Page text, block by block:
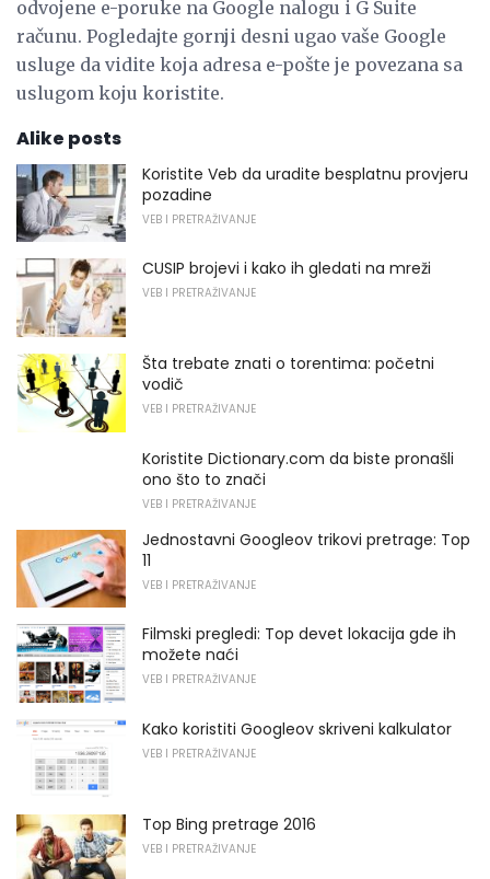
odvojene e-poruke na Google nalogu i G Suite
računu. Pogledajte gornji desni ugao vaše Google
usluge da vidite koja adresa e-pošte je povezana sa
uslugom koju koristite.
Alike posts
Koristite Veb da uradite besplatnu provjeru
pozadine
VEB I PRETRAŽIVANJE
CUSIP brojevi i kako ih gledati na mreži
VEB I PRETRAŽIVANJE
Šta trebate znati o torentima: početni
vodič
VEB I PRETRAŽIVANJE
Koristite Dictionary.com da biste pronašli
ono što to znači
VEB I PRETRAŽIVANJE
Jednostavni Googleov trikovi pretrage: Top
11
VEB I PRETRAŽIVANJE
Filmski pregledi: Top devet lokacija gde ih
možete naći
VEB I PRETRAŽIVANJE
Kako koristiti Googleov skriveni kalkulator
VEB I PRETRAŽIVANJE
Top Bing pretrage 2016
VEB I PRETRAŽIVANJE